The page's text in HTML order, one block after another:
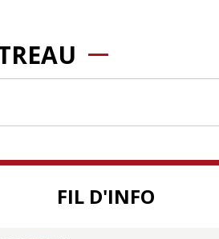
FIL D'INFO
25.06
Action ouvre un